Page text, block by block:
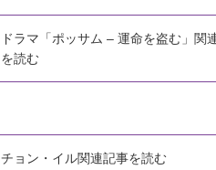
ドラマ「ポッサム – 運命を盗む」関
を読む
チョン・イル関連記事を読む